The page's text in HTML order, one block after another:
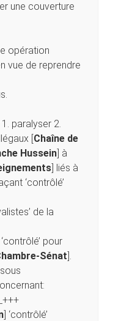
une couverture
opération
vue de reprendre
paralyser 2.
[Chaîne de
Hussein] à
] liés à
‘contrôlé’
de la
pour
Sénat].
] ‘contrôlé’